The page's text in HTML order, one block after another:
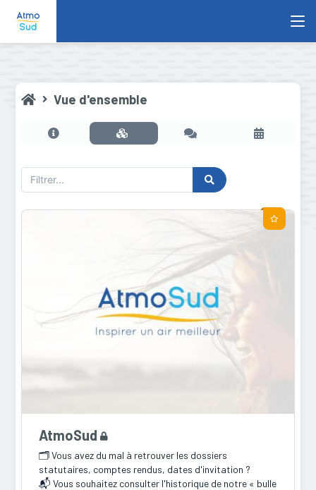
Vue d'ensemble
AtmoSud
🗂️ Vous avez du mal à retrouver les dossiers
statutaires, comptes rendus, dates d'invitation ?
📬 Vous souhaitez consulter l'historique de notre « bulle